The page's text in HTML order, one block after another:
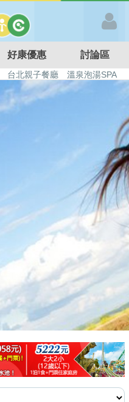
好康優惠 討論區
台北親子餐廳
溫泉泡湯SPA
日本親子景點